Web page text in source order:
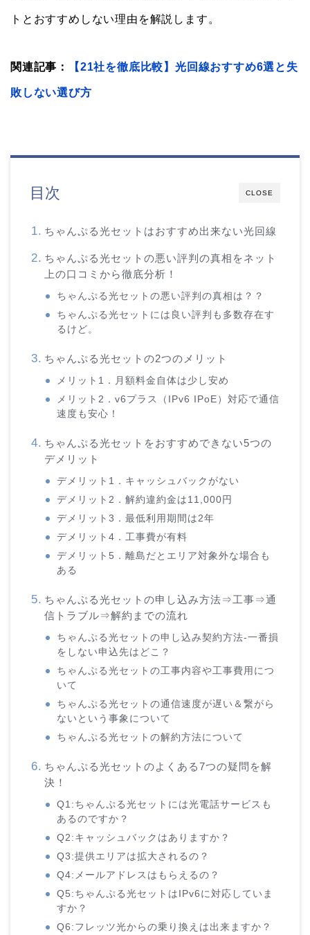
トとおすすめしない理由を解説します。
関連記事： 【21社を徹底比較】光回線おすすめ6選と失
敗しない選び方
CLOSE
目次
ちゃんぷる光セットはおすすめ出来ない光回線
ちゃんぷる光セットの悪い評判の真相をネット
上の口コミから徹底分析！
ちゃんぷる光セットの悪い評判の真相は？？
ちゃんぷる光セットには良い評判も多数存在す
るけど。
ちゃんぷる光セットの2つのメリット
メリット1．月額料金自体は少し安め
メリット2．v6プラス（IPv6 IPoE）対応で通信
速度も安心！
ちゃんぷる光セットをおすすめできない5つの
デメリット
デメリット1．キャッシュバックがない
デメリット2．解約違約金は11,000円
デメリット3．最低利用期間は2年
デメリット4．工事費が有料
デメリット5．離島だとエリア対象外な場合も
ある
ちゃんぷる光セットの申し込み方法⇒工事⇒通
信トラブル⇒解約までの流れ
ちゃんぷる光セットの申し込み契約方法-一番損
をしない申込先はどこ？
ちゃんぷる光セットの工事内容や工事費用につ
いて
ちゃんぷる光セットの通信速度が遅い＆繋がら
ないという事象について
ちゃんぷる光セットの解約方法について
ちゃんぷる光セットのよくある7つの疑問を解
決！
Q1:ちゃんぷる光セットには光電話サービスも
あるのですか？
Q2:キャッシュバックはありますか？
Q3:提供エリアは拡大されるの？
Q4:メールアドレスはもらえるの？
Q5:ちゃんぷる光セットはIPv6に対応していま
すか？
Q6:フレッツ光からの乗り換えは出来ますか？